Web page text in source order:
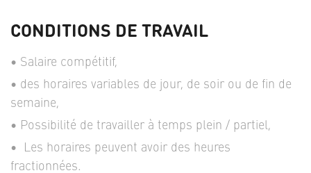
CONDITIONS DE TRAVAIL
Salaire compétitif,
des horaires variables de jour, de soir ou de fin de
semaine,
Possibilité de travailler à temps plein / partiel,
Les horaires peuvent avoir des heures
fractionnées.